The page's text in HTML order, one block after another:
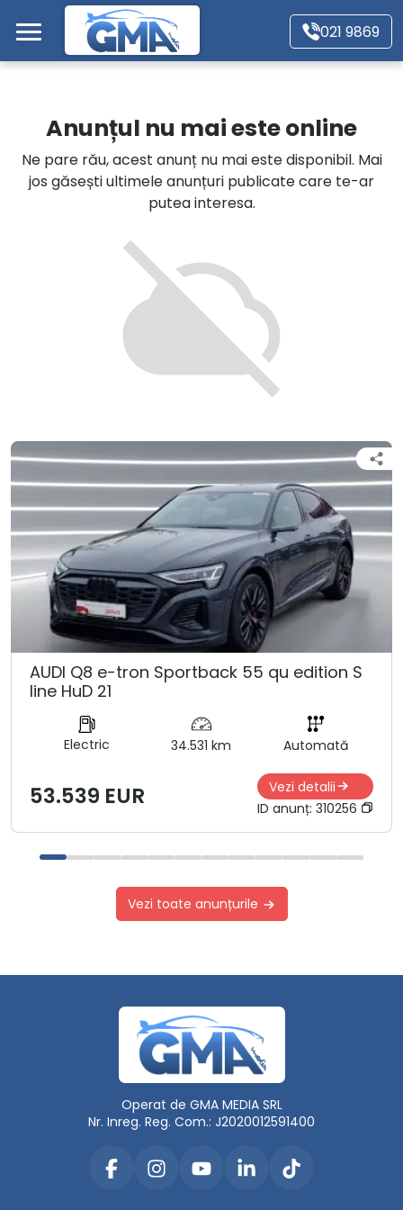
Mergi direct la conținutul principal
021 9869
Autoturisme
Motociclete
Autoutilitare
Alte tipuri vehicule
Anunțul nu mai este online
Ne pare rău, acest anunț nu mai este disponibil. Mai
jos găsești ultimele anunțuri publicate care te-ar
putea interesa.
AUDI Q8 e-tron Sportback 55 qu edition S
line HuD 21
Electric 34.531 km Automată
53.539 EUR
Vezi detalii
ID anunț: 310256
Vezi toate anunțurile
Operat de GMA MEDIA SRL
Nr. Inreg. Reg. Com.: J2020012591400